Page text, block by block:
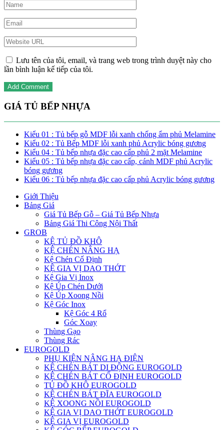
Lưu tên của tôi, email, và trang web trong trình duyệt này cho
lần bình luận kế tiếp của tôi.
GIÁ TỦ BẾP NHỰA
Kiểu 01 : Tủ bếp gỗ MDF lỗi xanh chống ẩm phủ Melamine
Kiểu 02 : Tủ Bếp MDF lỗi xanh phủ Acrylic bóng gương
Kiểu 04 : Tủ bếp nhựa đặc cao cấp phủ 2 mặt Melamine
Kiểu 05 : Tủ bếp nhựa đặc cao cấp, cánh MDF phủ Acrylic
bóng gương
Kiểu 06 : Tủ bếp nhựa đặc cao cấp phủ Acrylic bóng gương
Giới Thiệu
Bảng Giá
Giá Tủ Bếp Gỗ – Giá Tủ Bếp Nhựa
Bảng Giá Thi Công Nội Thất
GROB
KỆ TỦ ĐỒ KHÔ
KỆ CHÉN NÂNG HẠ
Kệ Chén Cố Định
KỆ GIA VỊ DAO THỚT
Kệ Gia Vị Inox
Kệ Úp Chén Dưới
Kệ Úp Xoong Nồi
Kệ Góc Inox
Kệ Góc 4 Rổ
Góc Xoay
Thùng Gạo
Thùng Rác
EUROGOLD
PHỤ KIỆN NÂNG HẠ ĐIỆN
KỆ CHÉN BÁT DI ĐỘNG EUROGOLD
KỆ CHÉN BÁT CỐ ĐỊNH EUROGOLD
TỦ ĐỒ KHÔ EUROGOLD
KỆ CHÉN BÁT ĐĨA EUROGOLD
KỆ XOONG NỒI EUROGOLD
KỆ GIA VỊ DAO THỚT EUROGOLD
KỆ GIA VỊ EUROGOLD